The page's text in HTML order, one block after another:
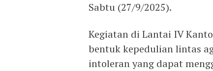
Sabtu (27/9/2025).
Kegiatan di Lantai IV
bentuk kepedulian lintas
intoleran yang dapat